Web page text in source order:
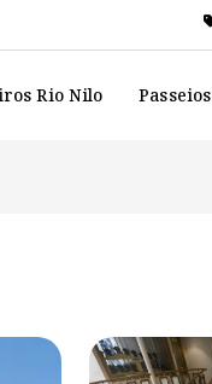
Rio Nilo